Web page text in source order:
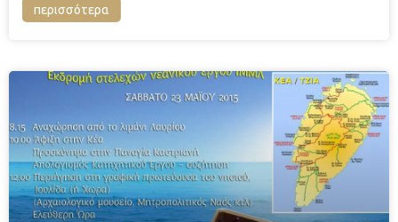
περισσότερα